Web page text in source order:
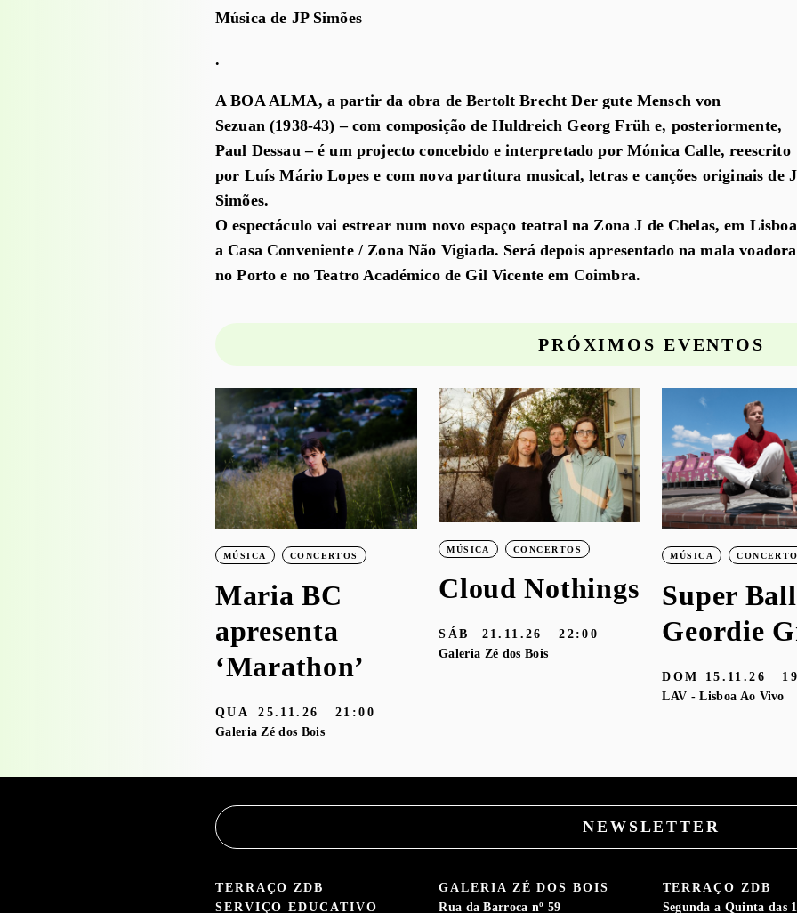
Música de JP Simões
.
A BOA ALMA, a partir da obra de Bertolt Brecht Der gute Mensch von
Sezuan (1938-43) – com composição de Huldreich Georg Früh e, posteriormente,
Paul Dessau – é um projecto concebido e interpretado por Mónica Calle, reescrito
por Luís Mário Lopes e com nova partitura musical, letras e canções originais de
Simões.
O espectáculo vai estrear num novo espaço teatral na Zona J de Chelas, em
a Casa Conveniente / Zona Não Vigiada. Será depois apresentado na mala voadora
no Porto e no Teatro Académico de Gil Vicente em Coimbra.
PRÓXIMOS EVENTOS
MÚSICA CONCERTOS
Maria BC
apresenta
‘Marathon’
QUA 25.11.26
21:00
Galeria Zé dos Bois
MÚSICA CONCERTOS
Cloud Nothings
SÁB 21.11.26
22:00
Galeria Zé dos Bois
MÚSICA
Super
Geordie
DOM 15.11.26
LAV - Lisboa Ao Vivo
NEWSLETTER
TERRAÇO ZDB
SERVIÇO EDUCATIVO
GALERIA ZÉ DOS BOIS
Rua da Barroca nº 59
TERRAÇO ZDB
Segunda a Quinta das